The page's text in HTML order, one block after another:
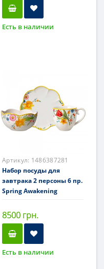
Есть в наличии
Артикул: 1486387281
Набор посуды для
завтрака 2 персоны 6 пр.
Spring Awakening
8500 грн.
Есть в наличии